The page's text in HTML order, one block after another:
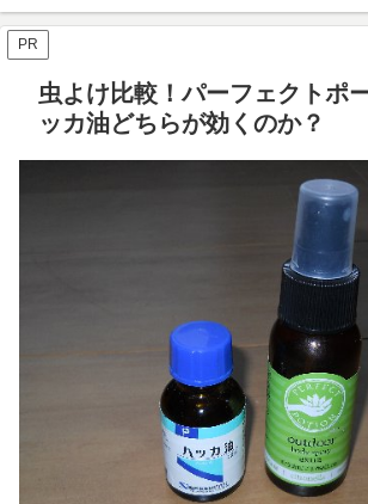
PR
虫よけ比較！パーフェクトポ
ッカ油どちらが効くのか？